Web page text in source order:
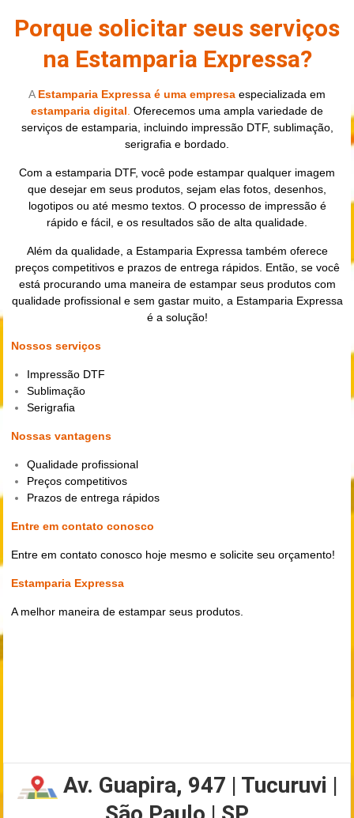
Porque solicitar seus serviços
na Estamparia Expressa?
A Estamparia Expressa é uma empresa especializada em
estamparia digital Oferecemos uma ampla variedade de
serviços de estamparia, incluindo impressão DTF, sublimação,
serigrafia e bordado.
Com a estamparia DTF, você pode estampar qualquer imagem
que desejar em seus produtos, sejam elas fotos, desenhos,
logotipos ou até mesmo textos. O processo de impressão é
rápido e fácil, e os resultados são de alta qualidade.
Além da qualidade, a Estamparia Expressa também oferece
preços competitivos e prazos de entrega rápidos. Então, se você
está procurando uma maneira de estampar seus produtos com
qualidade profissional e sem gastar muito, a Estamparia Expressa
é a solução!
Nossos serviços
Impressão DTF
Sublimação
Serigrafia
Nossas vantagens
Qualidade profissional
Preços competitivos
Prazos de entrega rápidos
Entre em contato conosco
Entre em contato conosco hoje mesmo e solicite seu orçamento!
Estamparia Expressa
A melhor maneira de estampar seus produtos.
Av. Guapira, 947 | Tucuruvi |